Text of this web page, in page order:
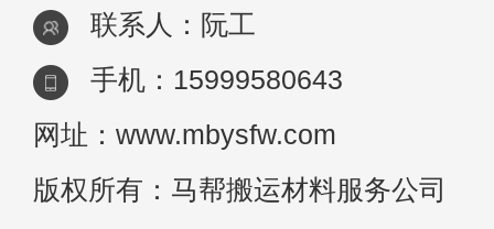
联系人：阮工
手机：15999580643
网址：www.mbysfw.com
版权所有：马帮搬运材料服务公司